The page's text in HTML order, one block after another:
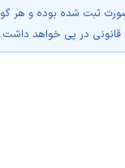
ثبت شده بوده و هر
قانونی در پی خواهد داشت.